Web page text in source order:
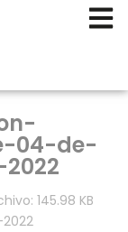
04-de-
145.98 KB